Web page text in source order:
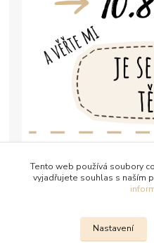
Tento web používá soubory
vyjadřujete souhlas s naším
Nastavení